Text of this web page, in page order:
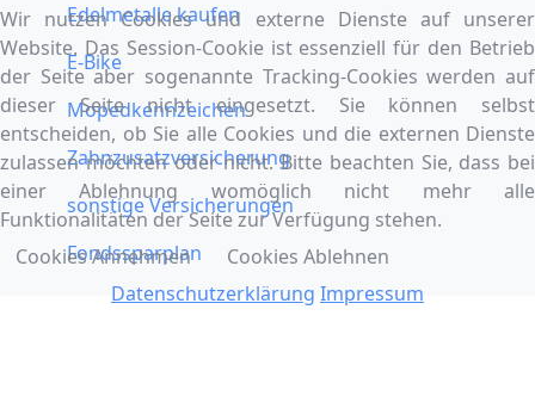
Edelmetalle kaufen
E-Bike
Mopedkennzeichen
Zahnzusatzversicherung
sonstige Versicherungen
Fondssparplan
Wir nutzen Cookies und externe Dienste auf unserer
Website. Das Session-Cookie ist essenziell für den Betrieb
der Seite aber sogenannte Tracking-Cookies werden auf
dieser Seite nicht eingesetzt. Sie können selbst
entscheiden, ob Sie alle Cookies und die externen Dienste
zulassen möchten oder nicht. Bitte beachten Sie, dass bei
einer Ablehnung womöglich nicht mehr alle
Funktionalitäten der Seite zur Verfügung stehen.
Cookies Annehmen
Cookies Ablehnen
Datenschutzerklärung Impressum